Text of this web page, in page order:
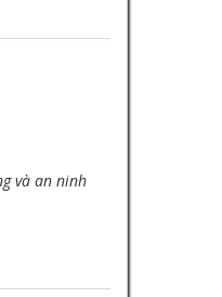
và an ninh